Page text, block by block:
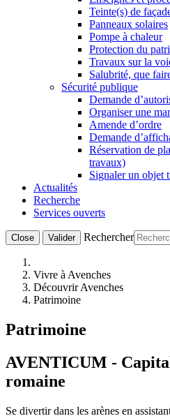
Teinte(s) de
Panneaux solaires
Pompe à chaleur
Protection du
Travaux sur la
Salubrité, que
Sécurité publique
Demande
Organiser une
Amende d’ordre
Demande
Réservation de
travaux)
Signaler un objet
Actualités
Recherche
Services ouverts
Close Valider Rechercher
Vivre à Avenches
Découvrir Avenches
Patrimoine
Patrimoine
AVENTICUM -
romaine
Se divertir dans les arènes en